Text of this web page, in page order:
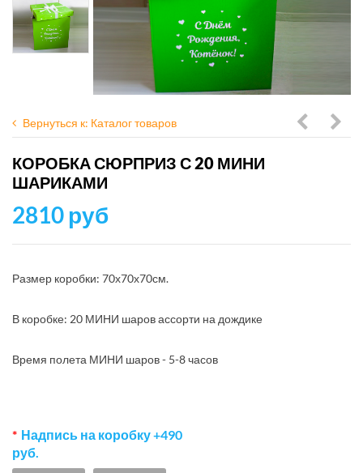
Вернуться к: Каталог товаров
КОРОБКА СЮРПРИЗ С 20 МИНИ
ШАРИКАМИ
2810 руб
Размер коробки: 70х70х70см.
В коробке: 20 МИНИ шаров ассорти на дождике
Время полета МИНИ шаров - 5-8 часов
Надпись на коробку +490
руб.